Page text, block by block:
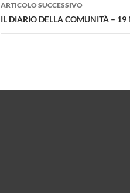
ARTICOLO SUCCESSIVO
IL DIARIO DELLA COMUNITÀ –